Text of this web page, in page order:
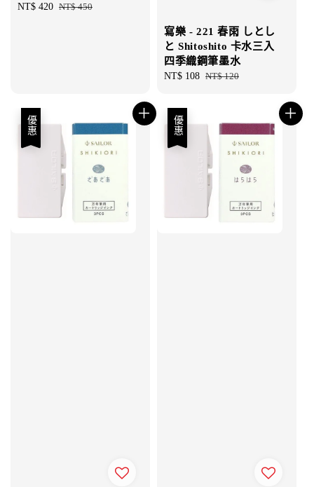
Sale
NT$ 420 Regular
NT$ 450
寫樂 - 221 春雨 しとし
と Shitoshito 卡水三入
四季織鋼筆墨水
Sale
NT$ 108 Regular
NT$ 120
優惠 優惠